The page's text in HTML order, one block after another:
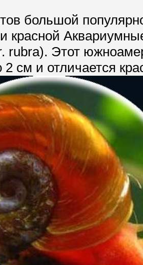
большой
красной
rubra). Этот
см и отличается